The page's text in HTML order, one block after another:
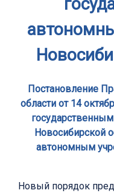
Постановление
области от 14
Новосибирской
автономным
Новый порядок